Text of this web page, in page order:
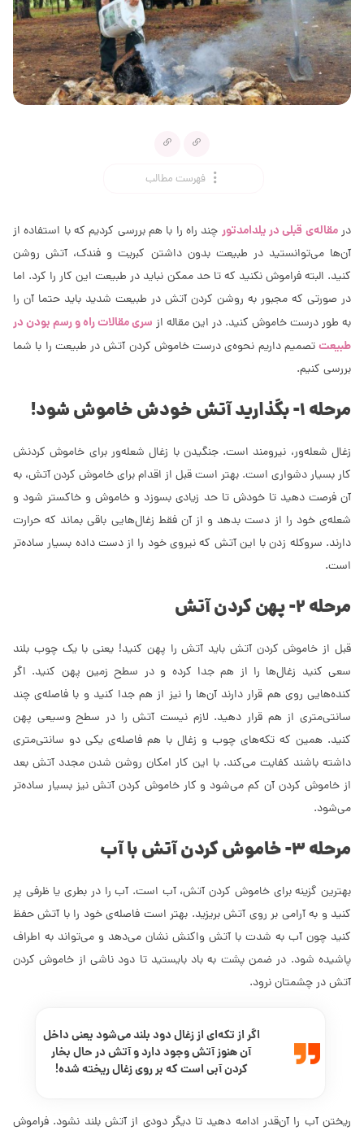
فهرست مطالب
درمقاله‌ی قبلی در یلدامدتور چند راه را با هم بررسی کردیم که با استفاده از
آن‌ها می‌توانستید در طبیعت بدون داشتن کبریت و فندک، آتش روشن
کنید. البته فراموش نکنید که تا حد ممکن نباید در طبیعت این کار را کرد. اما
در صورتی که مجبور به روشن کردن آتش در طبیعت شدید باید حتما آن را
به طور درست خاموش کنید. در این مقاله از سری مقالات راه و رسم بودن در
طبیعتتصمیم داریم نحوه‌ی درست خاموش کردن آتش در طبیعت را با شما
بررسی کنیم.
مرحله 1- بگذارید آتش خودش خاموش شود!
زغال شعله‌ور، نیرومند است. جنگیدن با زغال شعله‌ور برای خاموش کردنش
کار بسیار دشواری است. بهتر است قبل از اقدام برای خاموش کردن آتش، به
آن فرصت دهید تا خودش تا حد زیادی بسوزد و خاموش و خاکستر شود و
شعله‌ی خود را از دست بدهد و از آن فقط زغال‌هایی باقی بماند که حرارت
دارند. سروکله زدن با این آتش که نیروی خود را از دست داده بسیار ساده‌تر
است.
مرحله 2- پهن کردن آتش
قبل از خاموش کردن آتش باید آتش را پهن کنید! یعنی با یک چوب بلند
سعی کنید زغال‌ها را از هم جدا کرده و در سطح زمین پهن کنید. اگر
کنده‌هایی روی هم قرار دارند آن‌ها را نیز از هم جدا کنید و با فاصله‌ی چند
سانتی‌متری از هم قرار دهید. لازم نیست آتش را در سطح وسیعی پهن
کنید. همین که تکه‌های چوب و زغال با هم فاصله‌ی یکی دو سانتی‌متری
داشته باشند کفایت می‌کند. با این کار امکان روشن شدن مجدد آتش بعد
از خاموش کردن آن کم می‌شود و کار خاموش کردن آتش نیز بسیار ساده‌تر
می‌شود.
مرحله 3- خاموش کردن آتش با آب
بهترین گزینه برای خاموش کردن آتش، آب است. آب را در بطری یا ظرفی پر
کنید و به آرامی بر روی آتش بریزید. بهتر است فاصله‌ی خود را با آتش حفظ
کنید چون آب به شدت با آتش واکنش نشان می‌دهد و می‌تواند به اطراف
پاشیده شود. در ضمن پشت به باد بایستید تا دود ناشی از خاموش کردن
آتش در چشمتان نرود.
اگر از تکه‌ای از زغال دود بلند می‌شود یعنی داخل
آن هنوز آتش وجود دارد و آتش در حال بخار
کردن آبی است که بر روی زغال ریخته شده!
ریختن آب را آن‌قدر ادامه دهید تا دیگر دودی از آتش بلند نشود. فراموش